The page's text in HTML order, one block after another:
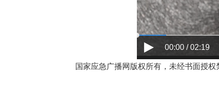
00:00 / 02:19
国家应急广播网版权所有，未经书面授权